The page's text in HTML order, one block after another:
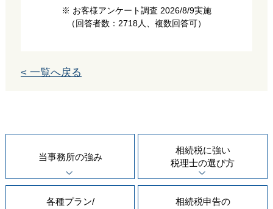
※ お客様アンケート調査 2026/8/9実施
（回答者数：2718人、複数回答可）
< 一覧へ戻る
当事務所の強み
相続税に強い
税理士の選び方
各種プラン/
相続税申告の